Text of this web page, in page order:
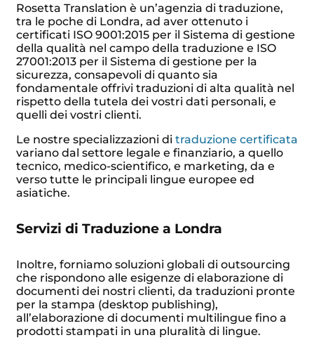
Rosetta Translation è un’agenzia di traduzione,
tra le poche di Londra, ad aver ottenuto i
certificati ISO 9001:2015 per il Sistema di gestione
della qualità nel campo della traduzione e ISO
27001:2013 per il Sistema di gestione per la
sicurezza, consapevoli di quanto sia
fondamentale offrivi traduzioni di alta qualità nel
rispetto della tutela dei vostri dati personali, e
quelli dei vostri clienti.
Le nostre specializzazioni di traduzione certificata
variano dal settore legale e finanziario, a quello
tecnico, medico-scientifico, e marketing, da e
verso tutte le principali lingue europee ed
asiatiche.
Servizi di Traduzione a Londra
Inoltre, forniamo soluzioni globali di outsourcing
che rispondono alle esigenze di elaborazione di
documenti dei nostri clienti, da traduzioni pronte
per la stampa (desktop publishing),
all’elaborazione di documenti multilingue fino a
prodotti stampati in una pluralità di lingue.